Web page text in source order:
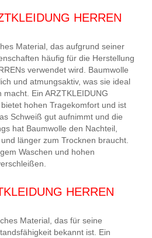
HERREN
Material, das aufgrund seiner
häufig für die Herstellung
verwendet wird. Baumwolle
und atmungsaktiv, was sie ideal
Ein ARZTKLEIDUNG
hohen Tragekomfort und ist
Schweiß gut aufnimmt und die
hat Baumwolle den Nachteil,
länger zum Trocknen braucht.
Waschen und hohen
HERREN
Material, das für seine
bekannt ist. Ein